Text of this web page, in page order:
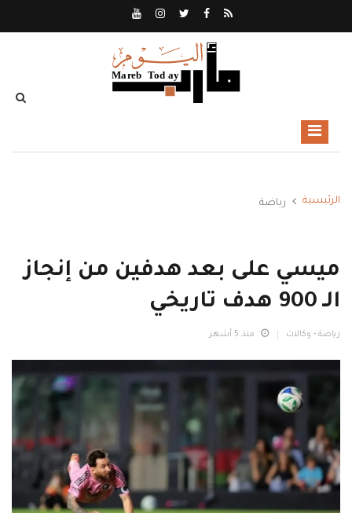
الرئيسية رياضة
ميسي على بعد هدفين من إنجاز
الـ 900 هدف تاريخي
رياضة - وكالات منذ 5 أشهر